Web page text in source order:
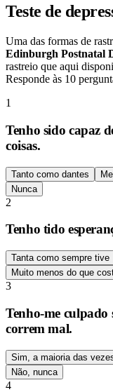
Teste de
Uma das formas de
Edinburgh Postnatal
rastreio que aqui
Responde às 10
1
Tenho sido capaz
coisas.
Tanto como dantes
Nunca
2
Tenho tido
Tanta como sempre tive
Muito menos do que
3
Tenho-me culpado
correm mal.
Sim, a maioria das
Não, nunca
4